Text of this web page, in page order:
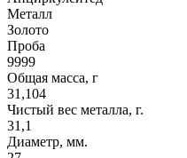
Металл
Золото
Проба
9999
Общая масса, г
31,104
Чистый вес металла, г.
31,1
Диаметр, мм.